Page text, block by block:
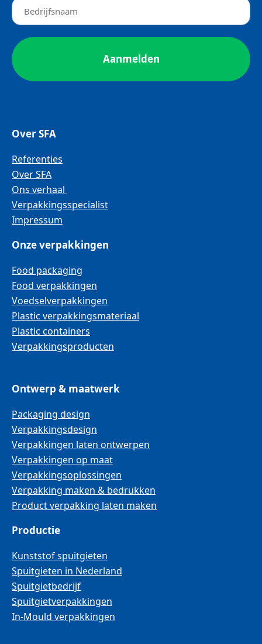
Over SFA
Referenties
Over SFA
Ons verhaal
Verpakkingsspecialist
Impressum
Onze verpakkingen
Food packaging
Food verpakkingen
Voedselverpakkingen
Plastic verpakkingsmateriaal
Plastic containers
Verpakkingsproducten
Ontwerp & maatwerk
Packaging design
Verpakkingsdesign
Verpakkingen laten ontwerpen
Verpakkingen op maat
Verpakkingsoplossingen
Verpakking maken & bedrukken
Product verpakking laten maken
Productie
Kunststof spuitgieten
Spuitgieten in Nederland
Spuitgietbedrijf
Spuitgietverpakkingen
In-Mould verpakkingen